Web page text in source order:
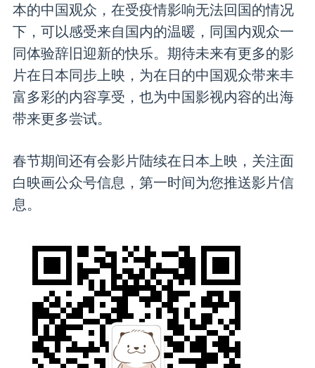
本的中国观众，在受疫情影响无法回国的情况
下，可以感受来自国内的温暖，同国内观众一
同体验辞旧迎新的快乐。期待未来有更多的影
片在日本同步上映，为在日的中国观众带来丰
富多彩的内容享受，也为中国影视内容的出海
带来更多尝试。
春节期间还有会影片陆续在日本上映，关注面
白映画公众号信息，第一时间为您推送影片信
息。